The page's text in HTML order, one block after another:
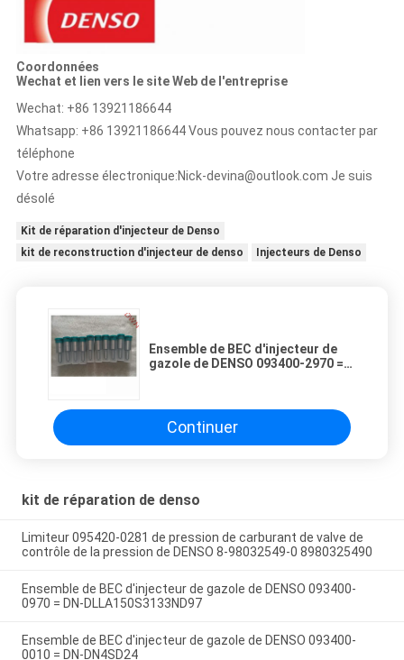
Coordonnées
Wechat et lien vers le site Web de l'entreprise
Wechat: +86 13921186644
Whatsapp: +86 13921186644 Vous pouvez nous contacter par
téléphone
Votre adresse électronique:Nick-devina@outlook.com Je suis
désolé
Kit de réparation d'injecteur de Denso
kit de reconstruction d'injecteur de denso
Injecteurs de Denso
Ensemble de BEC d'injecteur de
gazole de DENSO 093400-2970 =
Continuer
kit de réparation de denso
Limiteur 095420-0281 de pression de carburant de valve de
contrôle de la pression de DENSO 8-98032549-0 8980325490
Ensemble de BEC d'injecteur de gazole de DENSO 093400-
0970 = DN-DLLA150S3133ND97
Ensemble de BEC d'injecteur de gazole de DENSO 093400-
0010 = DN-DN4SD24